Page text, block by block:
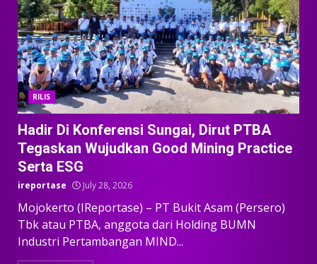
RILIS
Hadir Di Konferensi Sungai, Dirut PTBA
Tegaskan Wujudkan Good Mining Practice
Serta ESG
ireportase July 28, 2026
Mojokerto (IReportase) – PT Bukit Asam (Persero)
Tbk atau PTBA, anggota dari Holding BUMN
Industri Pertambangan MIND...